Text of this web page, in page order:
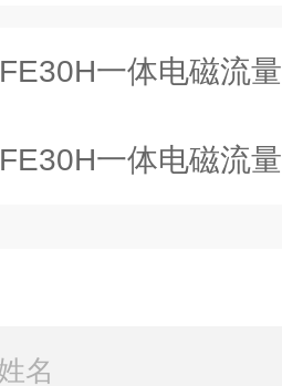
FE30H一体电磁流
FE30H一体电磁流